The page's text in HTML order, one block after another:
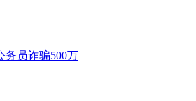
务员诈骗500万